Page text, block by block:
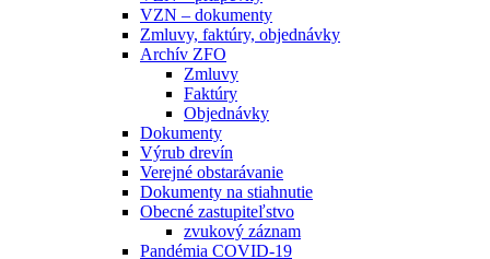
VZN – dokumenty
Zmluvy, faktúry, objednávky
Archív ZFO
Zmluvy
Faktúry
Objednávky
Dokumenty
Výrub drevín
Verejné obstarávanie
Dokumenty na stiahnutie
Obecné zastupiteľstvo
zvukový záznam
Pandémia COVID-19